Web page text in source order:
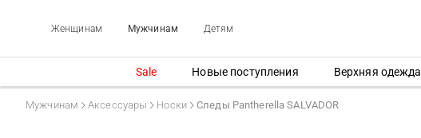
Женщинам Мужчинам Детям
Sale Новые поступления Верхняя одежда
Мужчинам Аксессуары Носки Следы Pantherella SALVADOR